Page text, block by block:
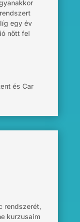
egy év
nőtt fel
és Car
rendszerét,
kurzusaim